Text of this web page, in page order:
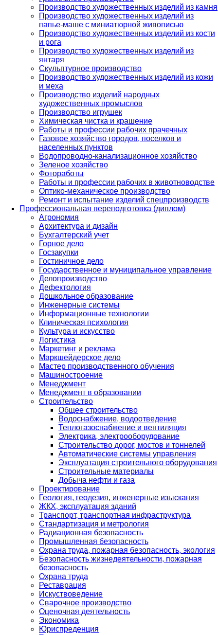
Производство художественных изделий из камня
Производство художественных изделий из
папье-маше с миниатюрной живописью
Производство художественных изделий из кости
и рога
Производство художественных изделий из
янтаря
Скульптурное производство
Производство художественных изделий из кожи
и меха
Производство изделий народных
художественных промыслов
Производство игрушек
Химическая чистка и крашение
Работы и профессии рабочих прачечных
Газовое хозяйство городов, поселков и
населенных пунктов
Водопроводно-канализационное хозяйство
Зеленое хозяйство
Фотоработы
Работы и профессии рабочих в животноводстве
Оптико-механическое производство
Ремонт и испытание изделий спецпроизводств
Профессиональная переподготовка (диплом)
Агрономия
Архитектура и дизайн
Бухгалтерский учет
Горное дело
Госзакупки
Гостиничное дело
Государственное и муниципальное управление
Делопроизводство
Дефектология
Дошкольное образование
Инженерные системы
Информационные технологии
Клиническая психология
Культура и искусство
Логистика
Маркетинг и реклама
Маркшейдерское дело
Мастер производственного обучения
Машиностроение
Менеджмент
Менеджмент в образовании
Строительство
Общее строительство
Водоснабжение, водоотведение
Теплогазоснабжение и вентиляция
Электрика, электрооборудование
Строительство дорог, мостов и тоннелей
Автоматические системы управления
Эксплуатация строительного оборудования
Строительные материалы
Добыча нефти и газа
Проектирование
Геология, геодезия, инженерные изыскания
ЖКХ, эксплуатация зданий
Транспорт, транспортная инфраструктура
Стандартизация и метрология
Радиационная безопасность
Промышленная безопасность
Охрана труда, пожарная безопасность, экология
Безопасность жизнедеятельности, пожарная
безопасность
Охрана труда
Реставрация
Искуствоведение
Сварочное производство
Оценочная деятельность
Экономика
Юриспреденция